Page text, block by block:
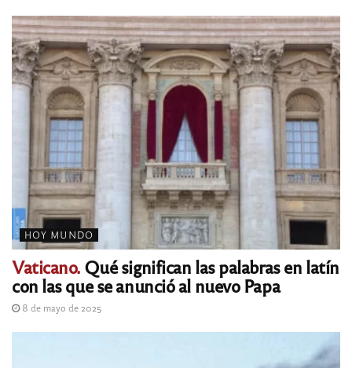
HOY MUNDO
Vaticano. Qué significan las palabras en latín
con las que se anunció al nuevo Papa
8 de mayo de 2025